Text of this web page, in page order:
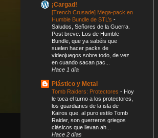
¡Cargad!
[Trench Crusade] Mega-pack en
Humble Bundle de STL’s -
Saludos, Señores de la Guerra.
Post breve. Los de Humble
Bundle, que ya sabéis que
suelen hacer packs de
videojuegos sobre todo, de vez
en cuando sacan pac...
Hace 1 día
Plástico y Metal
Tomb Raiders: Protectores - Hoy
le toca el turno a los protectores,
los guardianes de la isla de
Kairos que, al puro estilo Tomb
Raider, son guerreros griegos
clásicos que llevan ah...
Hace 2 días